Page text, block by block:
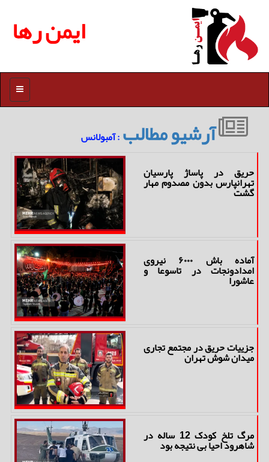
ایمن رها
منو
آرشیو مطالب: آمبولانس
حریق در پاساژ پارسیان
تهرانپارس بدون مصدوم مهار
گشت
آماده باش ۶۰۰۰ نیروی
امدادونجات در تاسوعا و
عاشورا
جزییات حریق در مجتمع تجاری
میدان شوش تهران
مرگ تلخ کودک 12 ساله در
شاهرود احیا بی نتیجه بود